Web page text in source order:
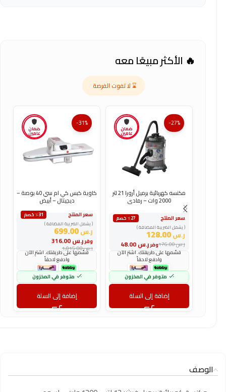
🔥 الأكثر مبيعًا معه
⌛ لا تفوت الفرصة
ضمان
عامين
-27%
مكنسه كهربائية برميل أرورا 21 لتر
2000 وات – رمادى
سعر المنتج
٪27 خصم
( يشمل الضريبة المضافة )
ر.س128.00
وفرر.س ر.س176.00
قسّمها على طريقتك. اشترِ الآن
وادفع لاحقاً
متوفر في المخزون
إضافة إلى السلة
ضمان
عامين
-31%
كاوية كبس كي ام سي 40 بوصة –
ديجيتال – أبيض
سعر المنتج
٪31 خصم
( يشمل الضريبة المضافة )
ر.س699.00
وفرر.س
ر.س1,015.00
قسّمها على طريقتك. اشترِ الآن
وادفع لاحقاً
متوفر في المخزون
إضافة إلى السلة
الوصف